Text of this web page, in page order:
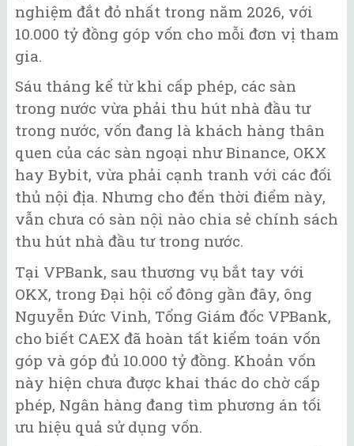
nghiệm đắt đỏ nhất trong năm 2026, với
10.000 tỷ đồng góp vốn cho mỗi đơn vị tham
gia.
Sáu tháng kể từ khi cấp phép, các sàn
trong nước vừa phải thu hút nhà đầu tư
trong nước, vốn đang là khách hàng thân
quen của các sàn ngoại như Binance, OKX
hay Bybit, vừa phải cạnh tranh với các đối
thủ nội địa. Nhưng cho đến thời điểm này,
vẫn chưa có sàn nội nào chia sẻ chính sách
thu hút nhà đầu tư trong nước.
Tại VPBank, sau thương vụ bắt tay với
OKX, trong Đại hội cổ đông gần đây, ông
Nguyễn Đức Vinh, Tổng Giám đốc VPBank,
cho biết CAEX đã hoàn tất kiểm toán vốn
góp và góp đủ 10.000 tỷ đồng. Khoản vốn
này hiện chưa được khai thác do chờ cấp
phép, Ngân hàng đang tìm phương án tối
ưu hiệu quả sử dụng vốn.